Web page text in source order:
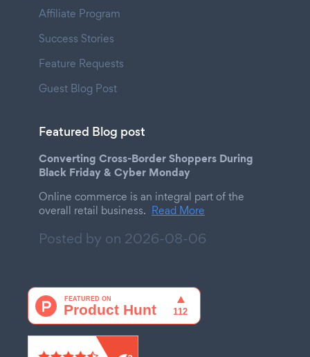
Affiliate Program
Success Stories
Feature Requests
Guest Blog Post
Featured Blog post
Converting Cross-Border Shoppers During
Black Friday & Cyber Monday
Online commerce is an integral part of the
overall retail business. Read More
Posted by on 2026-08-06